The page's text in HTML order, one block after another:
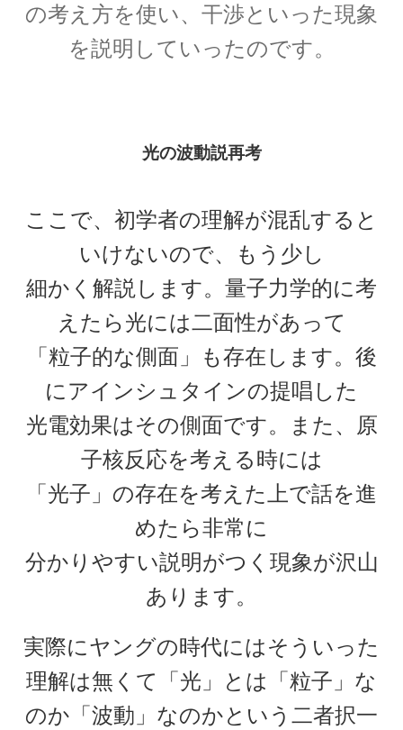
J・チャドウィック
【中性子を発見しガン治療に応用｜マンハッタ
ン計画でのリーダー】
K・シュヴァルツシルト
‗【相対性理論から 重力場を記述したドイツ人｜シュヴァルツシルト
半径】
L・オイラー
【失明して単眼の巨人（サイクロプス）と呼ば
れた｜自然対数を定式化】
P・V・ミュッセンブルーク
【ライデン瓶を発明し静電気の基礎を確立】
の考え方を使い、干渉といった現象
を説明していったのです。
光の波動説再考
ここで、初学者の理解が混乱すると
いけないので、もう少し
細かく解説します。量子力学的に考
えたら光には二面性があって
「粒子的な側面」も存在します。後
にアインシュタインの提唱した
光電効果はその側面です。また、原
子核反応を考える時には
「光子」の存在を考えた上で話を進
めたら非常に
分かりやすい説明がつく現象が沢山
あります。
実際にヤングの時代にはそういった
理解は無くて「光」とは「粒子」な
のか「波動」なのかという二者択一